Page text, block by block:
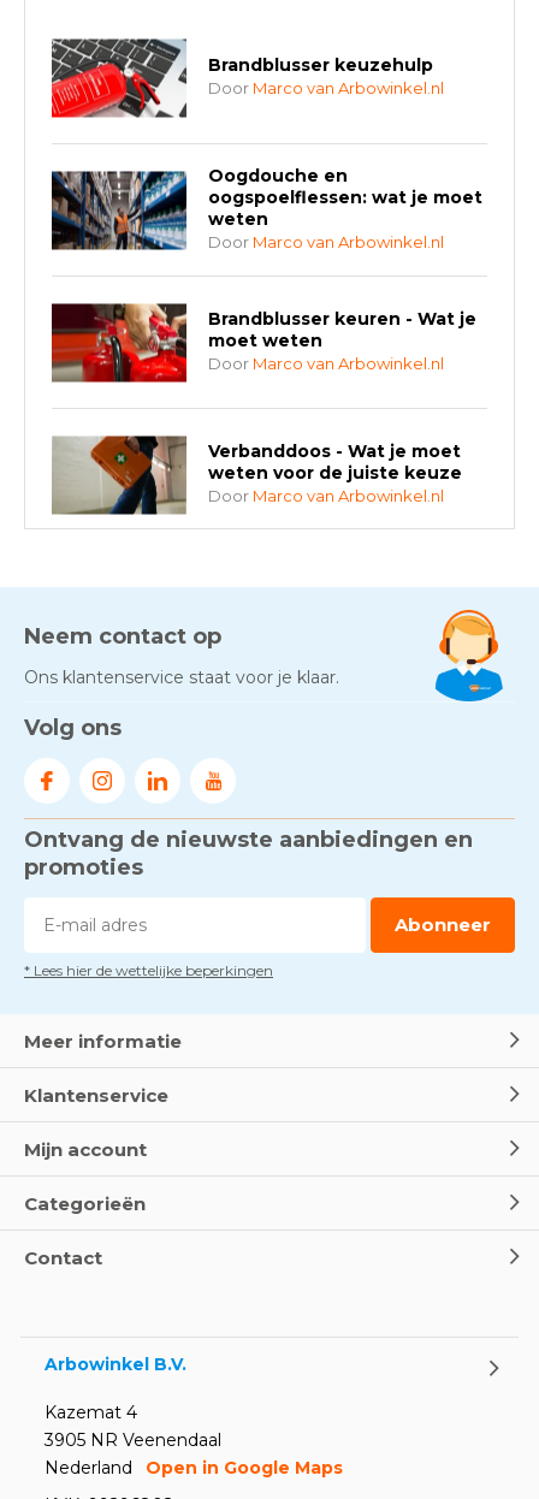
Brandblusser keuzehulp
Door Marco van Arbowinkel.nl
Oogdouche en
oogspoelflessen: wat je moet
weten
Door Marco van Arbowinkel.nl
Brandblusser keuren - Wat je
moet weten
Door Marco van Arbowinkel.nl
Verbanddoos - Wat je moet
weten voor de juiste keuze
Door Marco van Arbowinkel.nl
AED-apparaten - Welke past
Door Marco van Arbowinkel.nl
Door
Voorkom brand met
rookmelders, hittemelders en
DoorMarco van Arbowinkel.nl
Dag van de BHV - Als elke
Oogspoel flessen en
Neem contact op
Ons klantenservice staat voor je klaar.
Volg ons
Ontvang de nieuwste aanbiedingen en
promoties
Abonneer
* Lees hier de wettelijke beperkingen
Meer informatie
Klantenservice
Mijn account
Categorieën
Contact
Arbowinkel B.V.
Kazemat 4
3905 NR Veenendaal
Nederland
Open in Google Maps